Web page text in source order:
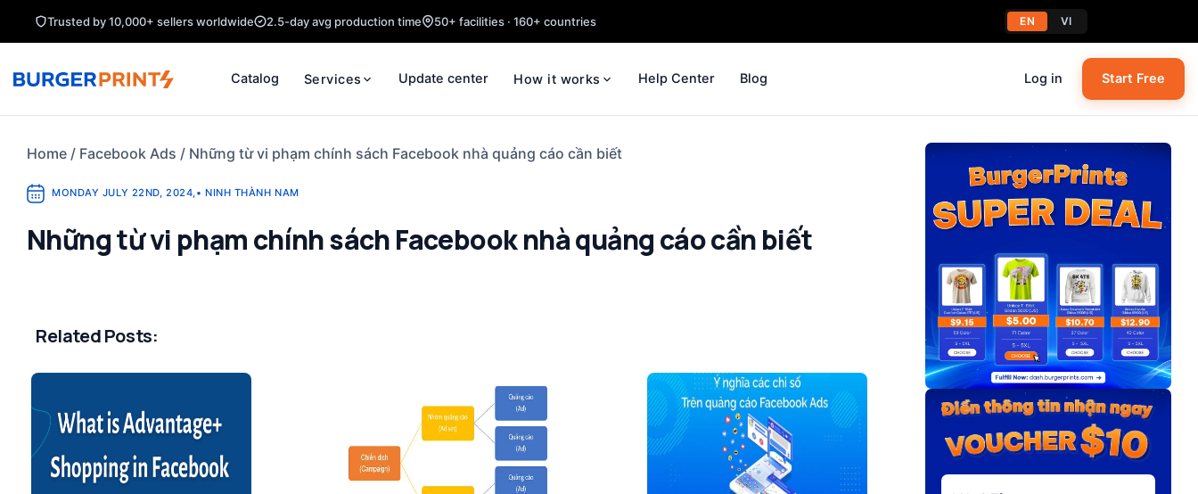
Trusted by 10,000+ sellers worldwide 2.5-day avg production time 50+ facilities · 160+ countries EN VI
Catalog Services Update center How it works Help Center Blog Log in Start Free
Home / Facebook Ads / Những từ vi phạm chính sách Facebook nhà quảng cáo cần biết
MONDAY JULY 22ND, 2024,• NINH THÀNH NAM
Những từ vi phạm chính sách Facebook nhà quảng cáo cần biết
Related Posts: